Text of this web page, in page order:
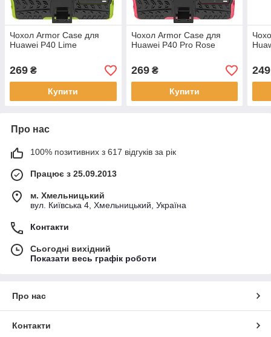
Чохол Armor Case для
Huawei P40 Lime
269 ₴
Купити
Чохол Armor Case для
Huawei P40 Pro Rose
269₴
Купити
249
Про нас
100% позитивних з 617 відгуків за рік
Працює з 25.09.2013
м. Хмельницький
вул. Київська 4, Хмельницький, Україна
Контакти
Сьогодні вихідний
Показати весь графік роботи
Про нас
Контакти